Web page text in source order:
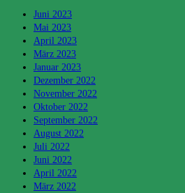
Juni 2023
Mai 2023
April 2023
März 2023
Januar 2023
Dezember 2022
November 2022
Oktober 2022
September 2022
August 2022
Juli 2022
Juni 2022
April 2022
März 2022